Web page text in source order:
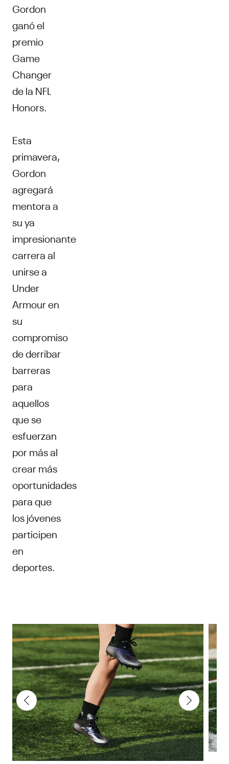
Gordon
ganó el
premio
Game
Changer
de la NFL
Honors.
Esta
primavera,
Gordon
agregará
mentora a
su ya
impresionante
carrera al
unirse a
Under
Armour en
su
compromiso
de derribar
barreras
para
aquellos
que se
esfuerzan
por más al
crear más
oportunidades
para que
los jóvenes
participen
en
deportes.